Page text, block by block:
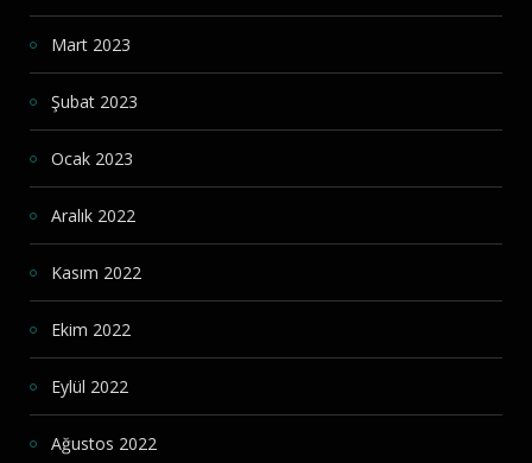
Mart 2023
Şubat 2023
Ocak 2023
Aralık 2022
Kasım 2022
Ekim 2022
Eylül 2022
Ağustos 2022